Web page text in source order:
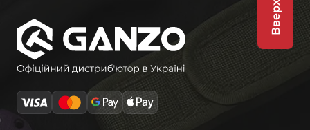
Вверх